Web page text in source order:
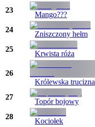
23
Mango???
24
Zniszczony hełm
25
Krwista róża
26
Królewska trucizna
27
Topór bojowy
28
Kociołek